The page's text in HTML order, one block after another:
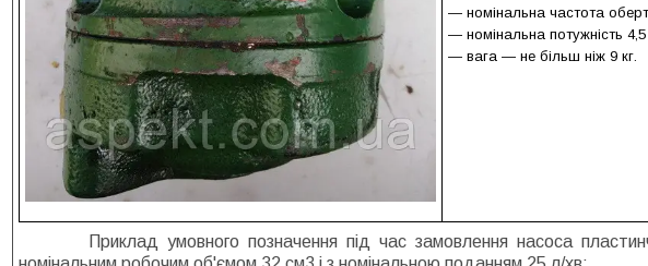
— номінальна частота
— номінальна потужність 4,5
— вага — не більш ніж 9 кг.
Приклад умовного позначення під час замовлення насоса